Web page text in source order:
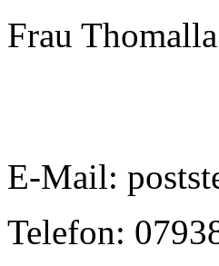
Frau
E-Mail:
Telefon: